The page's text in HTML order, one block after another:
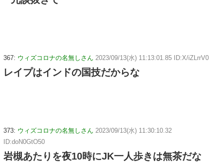
367: ウィズコロナの名無しさん 2023/09/13(水) 11:13:01.85 ID:X/iZLrrV0
レイプはインドの国技だからな
373: ウィズコロナの名無しさん 2023/09/13(水) 11:30:10.32
ID:doN0GtO50
岩槻あたりを夜10時にJK一人歩きは無茶だな